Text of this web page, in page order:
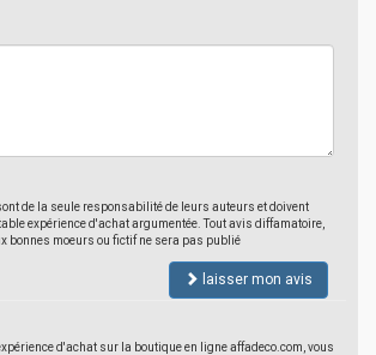
de la seule responsabilité de leurs auteurs et doivent
expérience d'achat argumentée. Tout avis diffamatoire,
bonnes moeurs ou fictif ne sera pas publié
laisser mon avis
d'achat sur la boutique en ligne affadeco.com, vous